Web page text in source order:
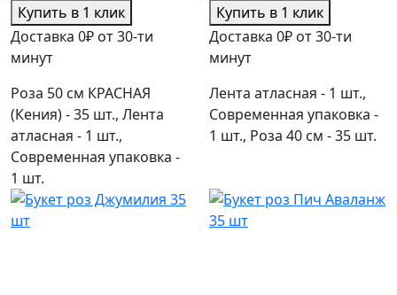
Купить в 1 клик
Доставка 0₽ от 30-ти
минут
Роза 50 см КРАСНАЯ
(Кения) - 35 шт., Лента
атласная - 1 шт.,
Современная упаковка -
1 шт.
Купить в 1 клик
Доставка 0₽ от 30-ти
минут
Лента атласная - 1 шт.,
Современная упаковка -
1 шт., Роза 40 см - 35 шт.